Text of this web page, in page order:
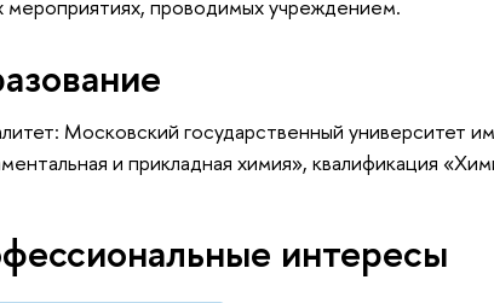
мероприятиях, проводимых учреждением.
Московский государственный университет
и прикладная химия», квалификация
интересы